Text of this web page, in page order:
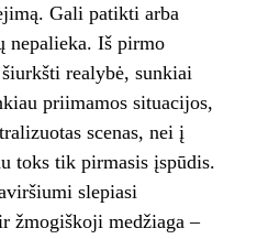
Gali patikti arba
nepalieka. Iš pirmo
realybė, sunkiai
priimamos situacijos,
scenas, nei į
toks tik pirmasis įspūdis.
slepiasi
žmogiškoji medžiaga –